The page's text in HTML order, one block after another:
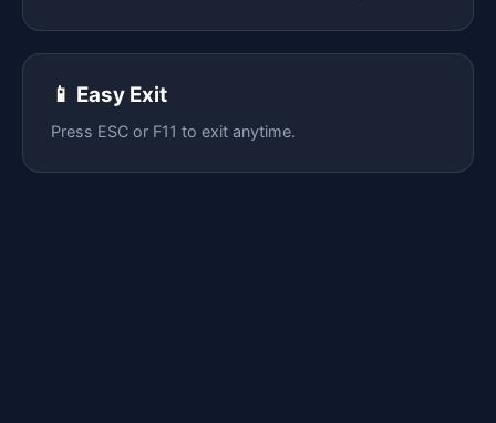
📱 Easy Exit
Press ESC or F11 to exit anytime.